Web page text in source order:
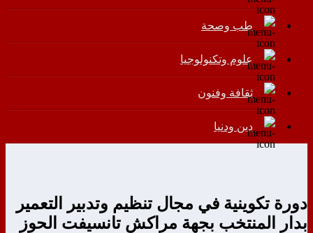
طب وصحة
علوم وتكنولوجيا
ثقافة وفنون
دين ودنيا
دورة تكوينية في مجال تنظيم وتدبير التعمير
بدار المنتخب بجهة مراكش تانسيفت الحوز